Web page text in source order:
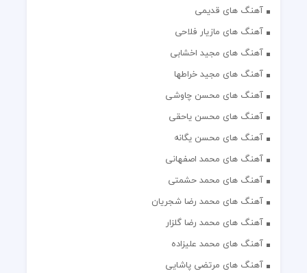
آهنگ های قدیمی
آهنگ های مازیار فلاحی
آهنگ های مجید اخشابی
آهنگ های مجید خراطها
آهنگ های محسن چاوشی
آهنگ های محسن یاحقی
آهنگ های محسن یگانه
آهنگ های محمد اصفهانی
آهنگ های محمد حشمتی
آهنگ های محمد رضا شجریان
آهنگ های محمد رضا گلزار
آهنگ های محمد علیزاده
آهنگ های مرتضی پاشایی